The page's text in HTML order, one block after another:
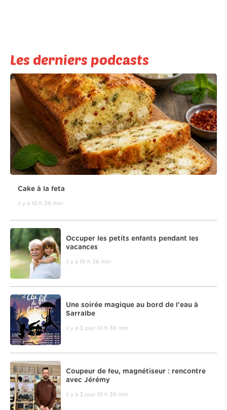
Les derniers podcasts
Cake à la feta
il y a 10 h 36 min
Occuper les petits enfants pendant les
vacances
il y a 10 h 36 min
Une soirée magique au bord de l'eau à
Sarralbe
il y a 3 jour 10 h 36 min
Coupeur de feu, magnétiseur : rencontre
avec Jérémy
il y a 3 jour 10 h 36 min